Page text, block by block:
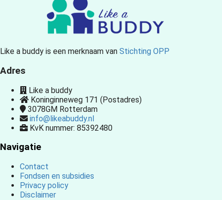
Like a buddy is een merknaam van Stichting OPP
Adres
Like a buddy
Koninginneweg 171 (Postadres)
3078GM Rotterdam
info@likeabuddy.nl
KvK nummer: 85392480
Navigatie
Contact
Fondsen en subsidies
Privacy policy
Disclaimer